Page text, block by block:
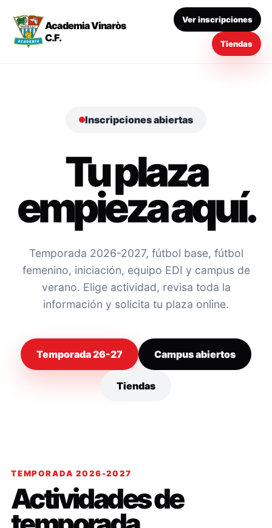
Academia Vinaròs
C.F.
Ver inscripciones
Tiendas
Inscripciones abiertas
Tu plaza
empieza aquí.
Temporada 2026-2027, fútbol base, fútbol
femenino, iniciación, equipo EDI y campus de
verano. Elige actividad, revisa toda la
información y solicita tu plaza online.
Temporada 26-27 Campus abiertos
Tiendas
TEMPORADA 2026-2027
Actividades de